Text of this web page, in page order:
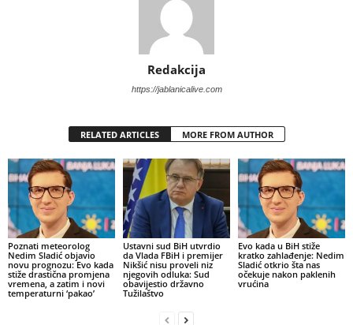
Redakcija
https://jablanicalive.com
RELATED ARTICLES MORE FROM AUTHOR
Poznati meteorolog
Nedim Sladić objavio
novu prognozu: Evo kada
stiže drastična promjena
vremena, a zatim i novi
temperaturni ‘pakao’
Ustavni sud BiH utvrdio
da Vlada FBiH i premijer
Nikšić nisu proveli niz
njegovih odluka: Sud
obavijestio državno
Tužilaštvo
Evo kada u BiH stiže
kratko zahlađenje: Nedim
Sladić otkrio šta nas
očekuje nakon paklenih
vrućina